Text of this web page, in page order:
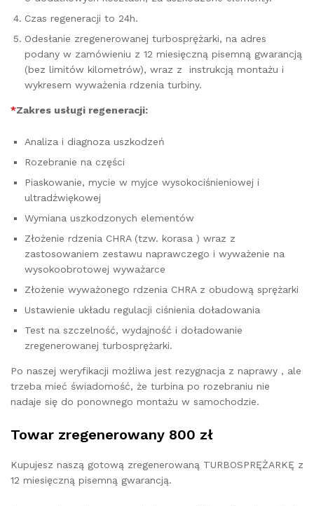
Czas regeneracji to 24h.
Odesłanie zregenerowanej turbosprężarki, na adres
podany w zamówieniu z 12 miesięczną pisemną gwarancją
(bez limitów kilometrów), wraz z instrukcją montażu i
wykresem wyważenia rdzenia turbiny.
*Zakres usługi regeneracji:
Analiza i diagnoza uszkodzeń
Rozebranie na części
Piaskowanie, mycie w myjce wysokociśnieniowej i
ultradźwiękowej
Wymiana uszkodzonych elementów
Złożenie rdzenia CHRA (tzw. korasa ) wraz z
zastosowaniem zestawu naprawczego i wyważenie na
wysokoobrotowej wyważarce
Złożenie wyważonego rdzenia CHRA z obudową sprężarki
Ustawienie układu regulacji ciśnienia doładowania
Test na szczelność, wydajność i doładowanie
zregenerowanej turbosprężarki.
Po naszej weryfikacji możliwa jest rezygnacja z naprawy , ale
trzeba mieć świadomość, że turbina po rozebraniu nie
nadaje się do ponownego montażu w samochodzie.
Towar zregenerowany 800 zł
Kupujesz naszą gotową zregenerowaną TURBOSPRĘŻARKĘ z
12 miesięczną pisemną gwarancją.